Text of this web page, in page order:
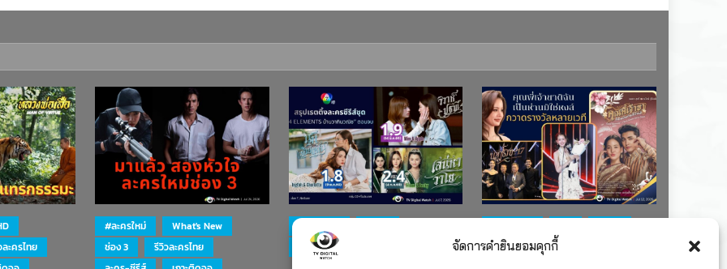
จัดการคำยินยอมคุกกี้
ะครไทย
#ละครใหม่
What's New
ช่อง 3
รีวิวละครไทย
ละคร-ซีรีส์
รางวัล
ละคร-ซีรีส์